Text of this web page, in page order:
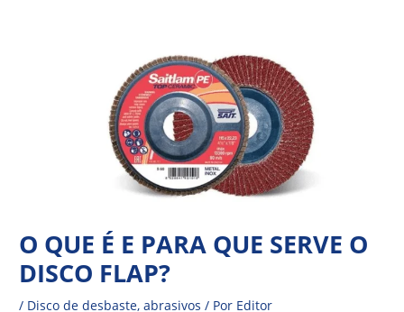
O QUE É E PARA QUE SERVE O
DISCO FLAP?
/ Disco de desbaste,abrasivos / Por Editor